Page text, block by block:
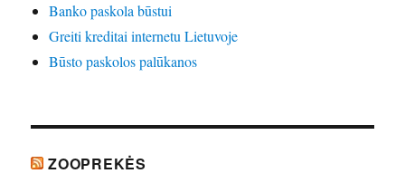
Banko paskola būstui
Greiti kreditai internetu Lietuvoje
Būsto paskolos palūkanos
ZOOPREKĖS